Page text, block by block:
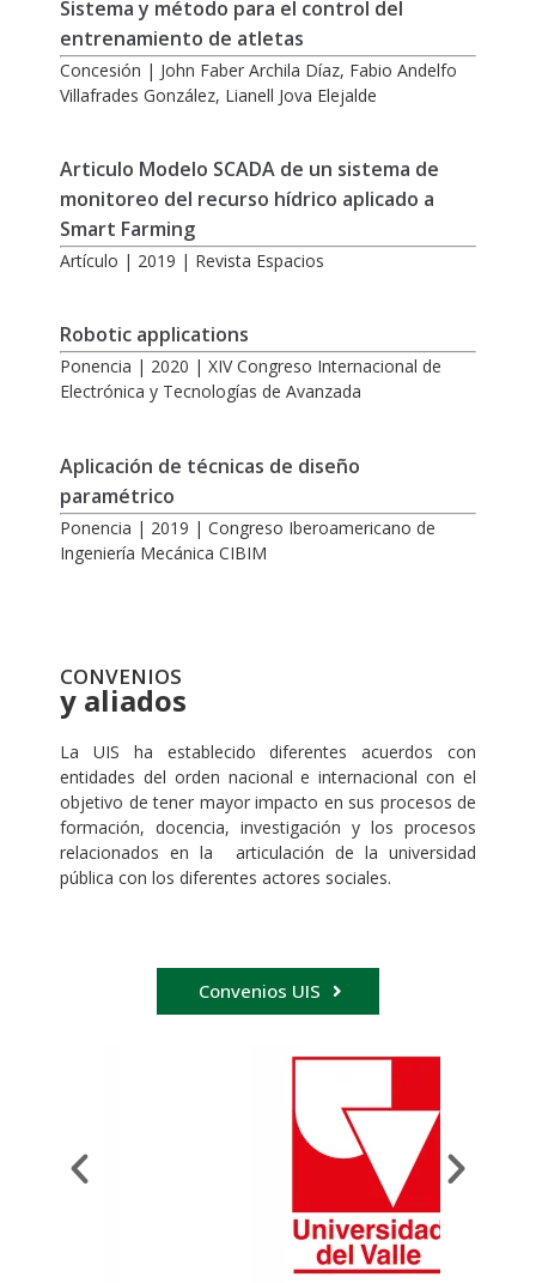
Sistema y método para el control del
entrenamiento de atletas
Concesión | John Faber Archila Díaz, Fabio Andelfo
Villafrades González, Lianell Jova Elejalde
Articulo Modelo SCADA de un sistema de
monitoreo del recurso hídrico aplicado a
Smart Farming
Artículo | 2019 | Revista Espacios
Robotic applications
Ponencia | 2020 | XIV Congreso Internacional de
Electrónica y Tecnologías de Avanzada
Aplicación de técnicas de diseño
paramétrico
Ponencia | 2019 | Congreso Iberoamericano de
Ingeniería Mecánica CIBIM
CONVENIOS
y aliados
La UIS ha establecido diferentes acuerdos con
entidades del orden nacional e internacional con el
objetivo de tener mayor impacto en sus procesos de
formación, docencia, investigación y los procesos
relacionados en la articulación de la universidad
pública con los diferentes actores sociales.
Convenios UIS